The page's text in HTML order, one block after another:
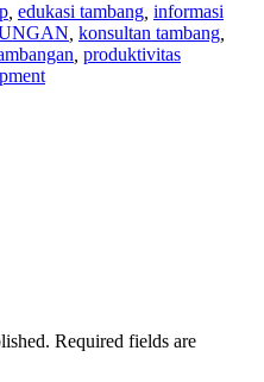
, edukasi tambang, informasi
, konsultan tambang,
, produktivitas
Required fields are